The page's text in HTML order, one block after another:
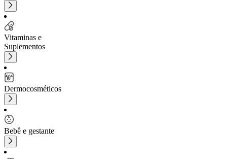
Vitaminas e
Suplementos
Dermocosméticos
Bebê e gestante